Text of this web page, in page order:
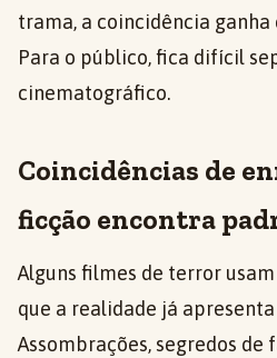
trama, a coincidência ganha
Para o público, fica difícil
cinematográfico.
Coincidências de
ficção encontra
Alguns filmes de terror
que a realidade já
Assombrações, segredos de